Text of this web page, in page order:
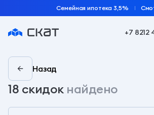
Семейная ипотека 3,5%
+7 8212
Страница скидок
Назад
18 скидок найдено